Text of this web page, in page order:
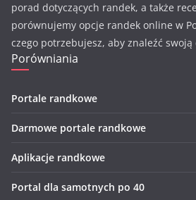
porad dotyczących randek, a także
porównujemy opcje randek online w
czego potrzebujesz, aby znaleźć swoją
Porówniania
Portale randkowe
Darmowe portale randkowe
Aplikacje randkowe
Portal dla samotnych po 40